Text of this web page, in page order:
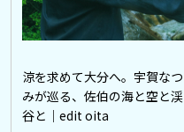
涼を求めて大分へ。宇賀なつ
みが巡る、佐伯の海と空と渓
谷と｜edit oita